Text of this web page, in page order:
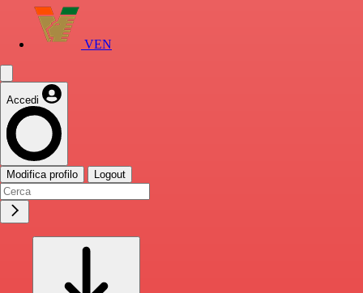
VEN
Accedi
Modifica profilo Logout